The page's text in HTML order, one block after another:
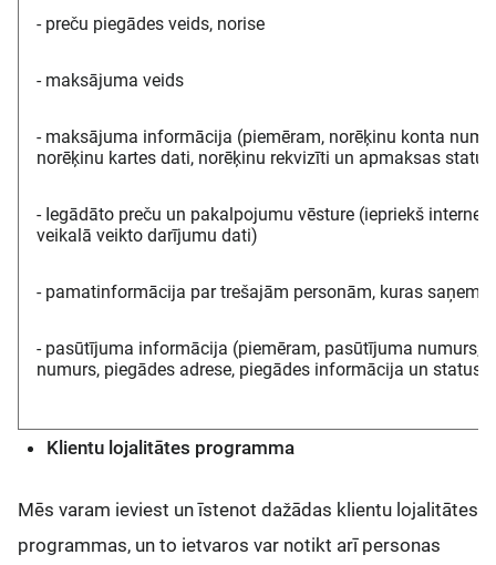
- preču piegādes veids, norise
- maksājuma veids
- maksājuma informācija (piemēram, norēķinu konta
norēķinu kartes dati, norēķinu rekvizīti un apmaksas
- Iegādāto preču un pakalpojumu vēsture (iepriekš interneta
veikalā veikto darījumu dati)
- pamatinformācija par trešajām personām, kuras saņem
- pasūtījuma informācija (piemēram, pasūtījuma numurs,
numurs, piegādes adrese, piegādes informācija un
Klientu lojalitātes programma
Mēs varam ieviest un īstenot dažādas klientu lojalitātes
programmas, un to ietvaros var notikt arī personas